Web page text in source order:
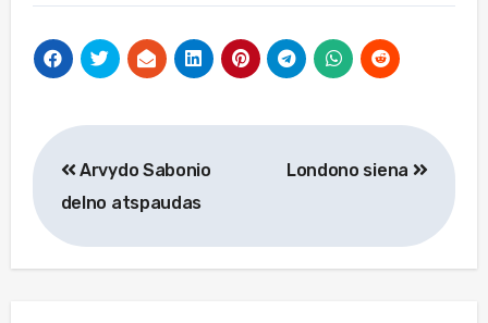
Navigacija
tarp
įrašų
Arvydo Sabonio
delno atspaudas
Londono siena